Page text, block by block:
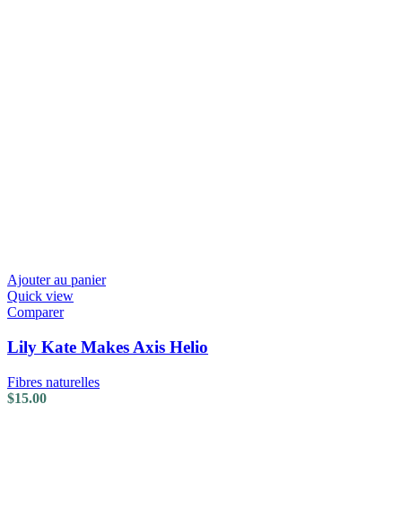
Ajouter au panier
Quick view
Comparer
Lily Kate Makes Axis Helio
Fibres naturelles
$15.00